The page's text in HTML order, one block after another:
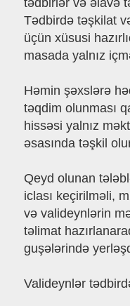
tədbirlər və əlavə
Tədbirdə təşkilat
üçün xüsusi
masada yalnız
Həmin şəxslərə
təqdim olunması
hissəsi yalnız
əsasında təşkil
Qeyd olunan
iclası keçirilməli,
və valideynlərin
təlimat
guşələrində
Valideynlər